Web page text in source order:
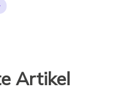
Artikel